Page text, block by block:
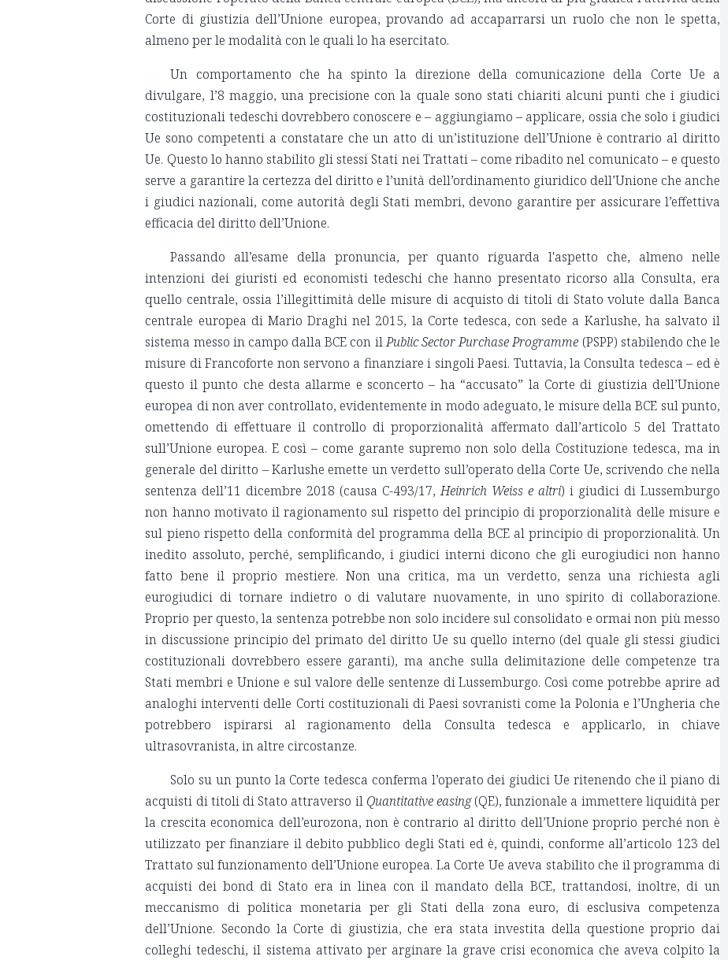
Corte di giustizia dell’Unione europea, provando ad accaparrarsi un ruolo che non le spetta,
almeno per le modalità con le quali lo ha esercitato.
Un comportamento che ha spinto la direzione della comunicazione della Corte Ue a
divulgare, l’8 maggio, una precisione con la quale sono stati chiariti alcuni punti che i giudici
costituzionali tedeschi dovrebbero conoscere e – aggiungiamo – applicare, ossia che solo i giudici
Ue sono competenti a constatare che un atto di un’istituzione dell’Unione è contrario al diritto
Ue. Questo lo hanno stabilito gli stessi Stati nei Trattati – come ribadito nel comunicato – e questo
serve a garantire la certezza del diritto e l’unità dell’ordinamento giuridico dell’Unione che anche
i giudici nazionali, come autorità degli Stati membri, devono garantire per assicurare l’effettiva
efficacia del diritto dell’Unione.
Passando all’esame della pronuncia, per quanto riguarda l'aspetto che, almeno nelle
intenzioni dei giuristi ed economisti tedeschi che hanno presentato ricorso alla Consulta, era
quello centrale, ossia l’illegittimità delle misure di acquisto di titoli di Stato volute dalla Banca
centrale europea di Mario Draghi nel 2015, la Corte tedesca, con sede a Karlushe, ha salvato il
sistema messo in campo dalla BCE con ilPublic Sector Purchase Programme (PSPP) stabilendo che le
misure di Francoforte non servono a finanziare i singoli Paesi. Tuttavia, la Consulta tedesca – ed è
questo il punto che desta allarme e sconcerto – ha “accusato” la Corte di giustizia dell’Unione
europea di non aver controllato, evidentemente in modo adeguato, le misure della BCE sul punto,
omettendo di effettuare il controllo di proporzionalità affermato dall’articolo 5 del Trattato
sull’Unione europea. E così – come garante supremo non solo della Costituzione tedesca, ma in
generale del diritto – Karlushe emette un verdetto sull’operato della Corte Ue, scrivendo che nella
sentenza dell’11 dicembre 2018 (causa C-493/17,Heinrich Weiss e altri) i giudici di Lussemburgo
non hanno motivato il ragionamento sul rispetto del principio di proporzionalità delle misure e
sul pieno rispetto della conformità del programma della BCE al principio di proporzionalità. Un
inedito assoluto, perché, semplificando, i giudici interni dicono che gli eurogiudici non hanno
fatto bene il proprio mestiere. Non una critica, ma un verdetto, senza una richiesta agli
eurogiudici di tornare indietro o di valutare nuovamente, in uno spirito di collaborazione.
Proprio per questo, la sentenza potrebbe non solo incidere sul consolidato e ormai non più messo
in discussione principio del primato del diritto Ue su quello interno (del quale gli stessi giudici
costituzionali dovrebbero essere garanti), ma anche sulla delimitazione delle competenze tra
Stati membri e Unione e sul valore delle sentenze di Lussemburgo. Così come potrebbe aprire ad
analoghi interventi delle Corti costituzionali di Paesi sovranisti come la Polonia e l’Ungheria che
potrebbero ispirarsi al ragionamento della Consulta tedesca e applicarlo, in chiave
ultrasovranista, in altre circostanze.
Solo su un punto la Corte tedesca conferma l’operato dei giudici Ue ritenendo che il piano di
acquisti di titoli di Stato attraverso il Quantitative easing(QE), funzionale a immettere liquidità per
la crescita economica dell’eurozona, non è contrario al diritto dell’Unione proprio perché non è
utilizzato per finanziare il debito pubblico degli Stati ed è, quindi, conforme all’articolo 123 del
Trattato sul funzionamento dell’Unione europea. La Corte Ue aveva stabilito che il programma di
acquisti dei bond di Stato era in linea con il mandato della BCE, trattandosi, inoltre, di un
meccanismo di politica monetaria per gli Stati della zona euro, di esclusiva competenza
dell’Unione. Secondo la Corte di giustizia, che era stata investita della questione proprio dai
colleghi tedeschi, il sistema attivato per arginare la grave crisi economica che aveva colpito la